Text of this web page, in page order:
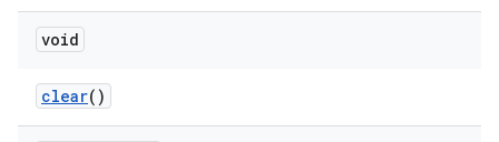
void
clear()